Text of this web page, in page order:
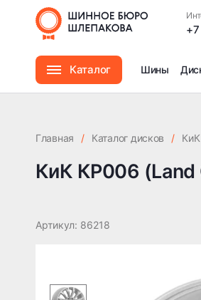
Каталог Шины
DIA106.1
Главная / Каталог дисков / КиК
КиК КР006 (Land
Артикул: 86218